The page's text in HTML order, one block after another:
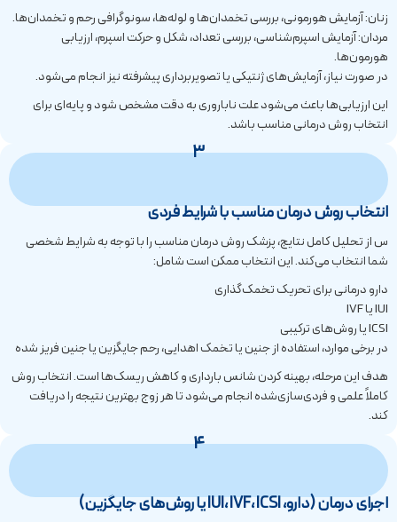
زنان: آزمایش هورمونی، بررسی تخمدان‌ها و لوله‌ها، سونوگرافی رحم و تخمدان‌ها.
مردان: آزمایش اسپرم‌شناسی، بررسی تعداد، شکل و حرکت اسپرم، ارزیابی
هورمون‌ها.
در صورت نیاز، آزمایش‌های ژنتیکی یا تصویربرداری پیشرفته نیز انجام می‌شود.
این ارزیابی‌ها باعث می‌شود علت ناباروری به دقت مشخص شود و پایه‌ای برای
انتخاب روش درمانی مناسب باشد.
3
انتخاب روش درمان مناسب با شرایط فردی
س از تحلیل کامل نتایج، پزشک روش درمان مناسب را با توجه به شرایط شخصی
شما انتخاب می‌کند. این انتخاب ممکن است شامل:
دارو درمانی برای تحریک تخمک‌گذاری
IUI یا IVF
ICSI یا روش‌های ترکیبی
در برخی موارد، استفاده از جنین یا تخمک اهدایی، رحم جایگزین یا جنین فریز شده
هدف این مرحله، بهینه کردن شانس بارداری و کاهش ریسک‌ها است. انتخاب روش
کاملاً علمی و فردی‌سازی‌شده انجام می‌شود تا هر زوج بهترین نتیجه را دریافت
کند.
4
اجرای درمان (دارو، IUI، IVF، ICSI یا روش‌های جایگزین)